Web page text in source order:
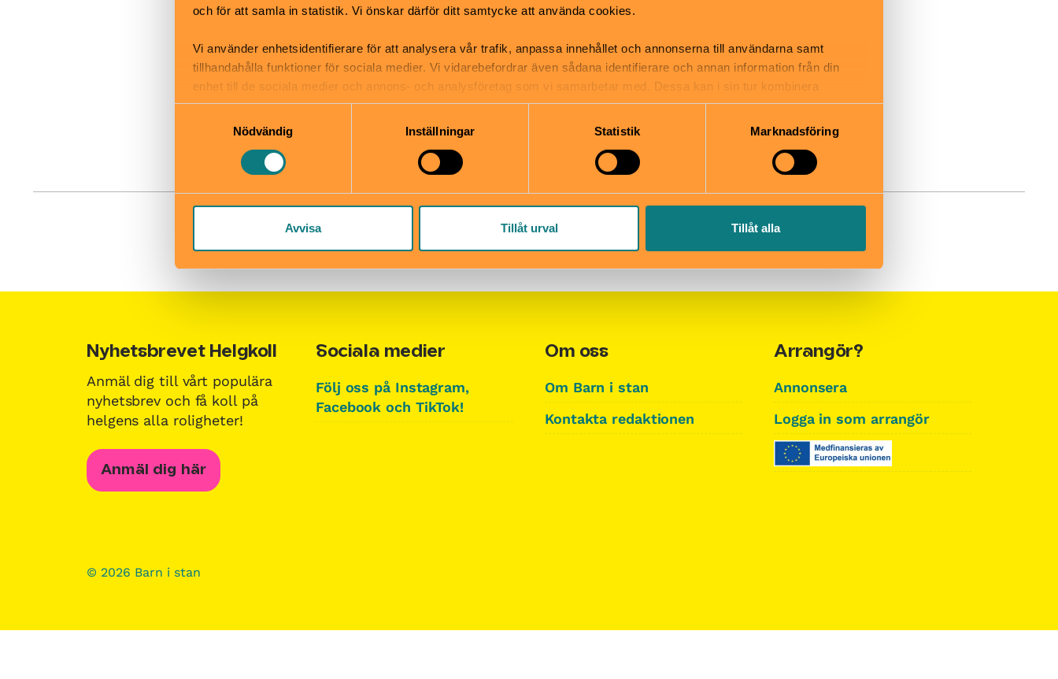
och för att samla in statistik. Vi önskar därför ditt samtycke att använda cookies.
Vi använder enhetsidentifierare för att analysera vår trafik, anpassa innehållet och annonserna till användarna samt
tillhandahålla funktioner för sociala medier. Vi vidarebefordrar även sådana identifierare och annan information från din
enhet till de sociala medier och annons- och analysföretag som vi samarbetar med. Dessa kan i sin tur kombinera
informationen med annan information som du har tillhandahållit eller som de har samlat in när du har använt deras tjänster.
Nödvändig
Inställningar Statistik Marknadsföring
Avvisa Tillåt urval Tillåt alla
Till webbplats
ANNONSER:
Nyhetsbrevet Helgkoll
Anmäl dig till vårt populära
nyhetsbrev och få koll på
helgens alla roligheter!
Anmäl dig här
Sociala medier
Följ oss på Instagram,
Facebook och TikTok!
Om oss
Om Barn i stan
Kontakta redaktionen
Arrangör?
Annonsera
Logga in som arrangör
© 2026 Barn i stan